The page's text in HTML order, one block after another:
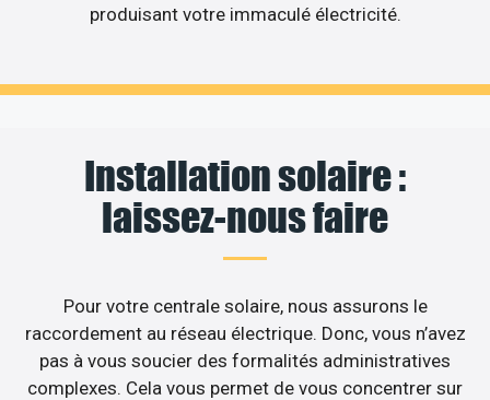
produisant votre immaculé électricité.
Installation solaire :
laissez-nous faire
Pour votre centrale solaire, nous assurons le
raccordement au réseau électrique. Donc, vous n’avez
pas à vous soucier des formalités administratives
complexes. Cela vous permet de vous concentrer sur